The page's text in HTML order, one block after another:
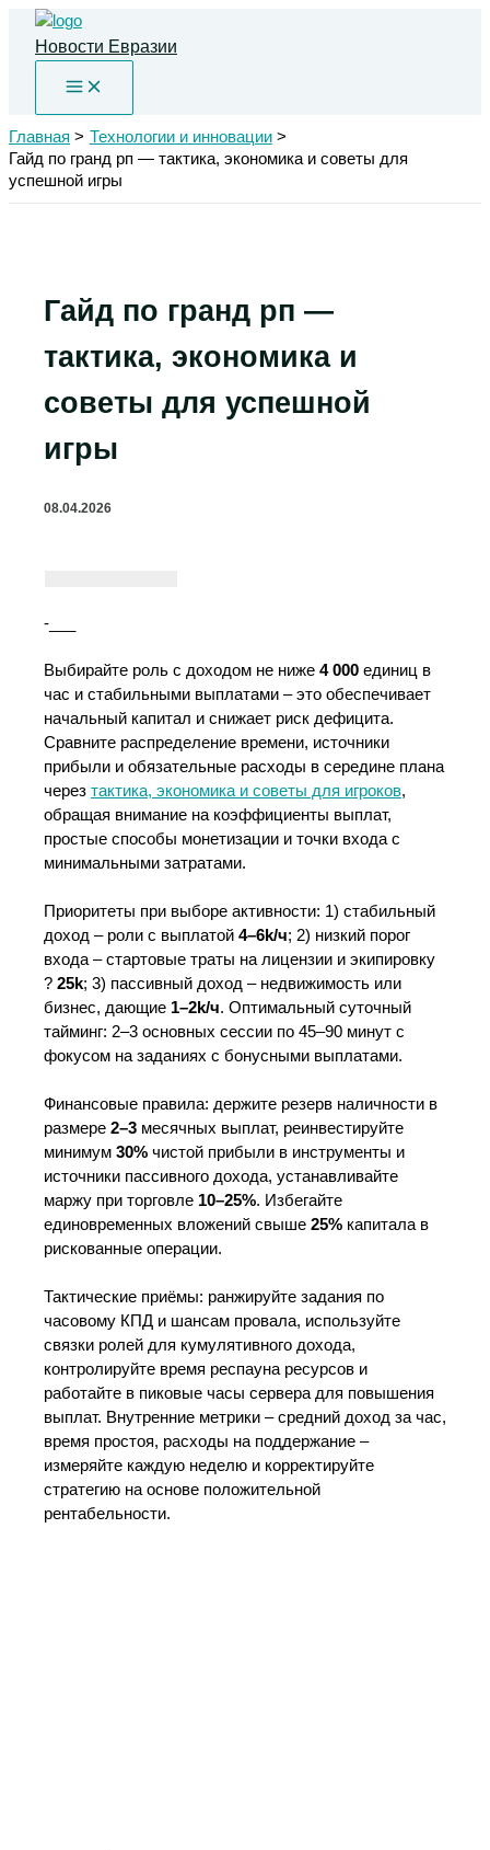
Перейти
содержимому
Новости Евразии
Главная
Технологии и инновации
Гайд по гранд рп — тактика, экономика и советы для
успешной игры
Гайд по гранд рп —
тактика, экономика и
советы для успешной
игры
08.04.2026
‑___
Выбирайте роль с доходом не ниже 4 000единиц в
час и стабильными выплатами – это обеспечивает
начальный капитал и снижает риск дефицита.
Сравните распределение времени, источники
прибыли и обязательные расходы в середине плана
через тактика, экономика и советы для игроков,
обращая внимание на коэффициенты выплат,
простые способы монетизации и точки входа с
минимальными затратами.
Приоритеты при выборе активности: 1) стабильный
доход – роли с выплатой 4–6k/ч; 2) низкий порог
входа – стартовые траты на лицензии и экипировку
? 25k; 3) пассивный доход – недвижимость или
бизнес, дающие 1–2k/ч. Оптимальный суточный
тайминг: 2–3 основных сессии по 45–90 минут с
фокусом на заданиях с бонусными выплатами.
Финансовые правила: держите резерв наличности в
размере 2–3месячных выплат, реинвестируйте
минимум 30%чистой прибыли в инструменты и
источники пассивного дохода, устанавливайте
маржу при торговле 10–25%. Избегайте
единовременных вложений свыше 25%капитала в
рискованные операции.
Тактические приёмы: ранжируйте задания по
часовому КПД и шансам провала, используйте
связки ролей для кумулятивного дохода,
контролируйте время респауна ресурсов и
работайте в пиковые часы сервера для повышения
выплат. Внутренние метрики – средний доход за час,
время простоя, расходы на поддержание –
измеряйте каждую неделю и корректируйте
стратегию на основе положительной
рентабельности.